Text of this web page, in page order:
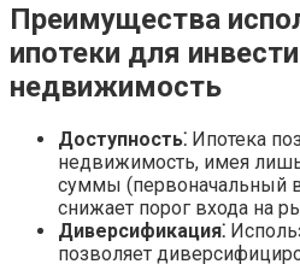
Преимущества
ипотеки для
недвижимость
Доступность⁚ Ипотека
недвижимость, имея
суммы (первоначальный
снижает порог входа на
Диверсификация⁚
позволяет